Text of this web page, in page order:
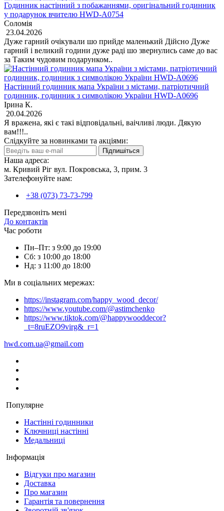
Годинник настінний з побажаннями, оригінальний годинник
у подарунок вчителю HWD-A0754
Соломія
23.04.2026
Дуже гарний очікували шо прийде маленький Дійсно Дуже
гарний і великий години дуже раді шо звернулись саме до вас
за Таким чудовим подарунком..
Настінний годинник мапа України з містами, патріотичний
годинник, годинник з символікою України HWD-A0696
Ірина К.
20.04.2026
Я вражена, які є такі відповідальні, ваічливі люди. Дякую
вам!!!..
Слідкуйте за новинками та акціями:
Підпишіться
Наша адреса:
м. Кривий Ріг вул. Покровська, 3, прим. 3
Зателефонуйте нам:
+38 (073) 73-73-799
Передзвоніть мені
До контактів
Час роботи
Пн–Пт: з 9:00 до 19:00
Сб: з 10:00 до 18:00
Нд: з 11:00 до 18:00
Ми в соціальних мережах:
https://instagram.com/happy_wood_decor/
https://www.youtube.com/@astimchenko
https://www.tiktok.com/@happywooddecor?
_t=8ruEZO9virg&_r=1
hwd.com.ua@gmail.com
Популярне
Настінні годинники
Ключниці настінні
Медальниці
Інформація
Відгуки про магазин
Доставка
Про магазин
Гарантія та повернення